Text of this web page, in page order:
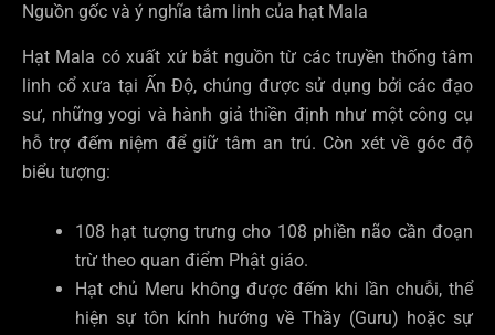
Nguồn gốc và ý nghĩa tâm linh của hạt Mala
Hạt Mala có xuất xứ bắt nguồn từ các truyền thống tâm
linh cổ xưa tại Ấn Độ, chúng được sử dụng bởi các đạo
sư, những yogi và hành giả thiền định như một công cụ
hỗ trợ đếm niệm để giữ tâm an trú. Còn xét về góc độ
biểu tượng:
108 hạt tượng trưng cho 108 phiền não cần đoạn
trừ theo quan điểm Phật giáo.
Hạt chủ Meru không được đếm khi lần chuỗi, thể
hiện sự tôn kính hướng về Thầy (Guru) hoặc sự